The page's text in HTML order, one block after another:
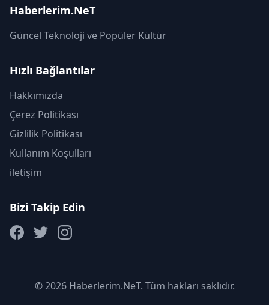
Haberlerim.NeT
Güncel Teknoloji ve Popüler Kültür
Hızlı Bağlantılar
Hakkımızda
Çerez Politikası
Gizlilik Politikası
Kullanım Koşulları
iletişim
Bizi Takip Edin
© 2026 Haberlerim.NeT. Tüm hakları saklıdır.